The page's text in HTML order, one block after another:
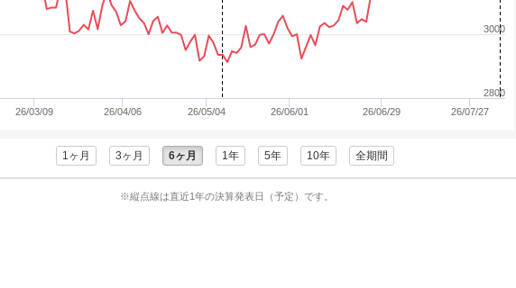
26/03/09 26/04/06 26/05/04 26/06/01 26/06/29 26/07/27
2800
3000
1ヶ月 3ヶ月 6ヶ月 1年 5年 10年 全期間
※縦点線は直近1年の決算発表日（予定）です。